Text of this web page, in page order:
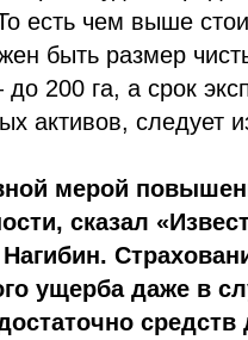
есть чем выше
быть размер
200 га, а срок
активов, следует
мерой
сказал
ущерба даже в